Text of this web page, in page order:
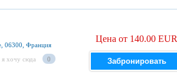
06300, Франция
я хочу сюда 0
Цена от 140.00 EUR
Забронировать